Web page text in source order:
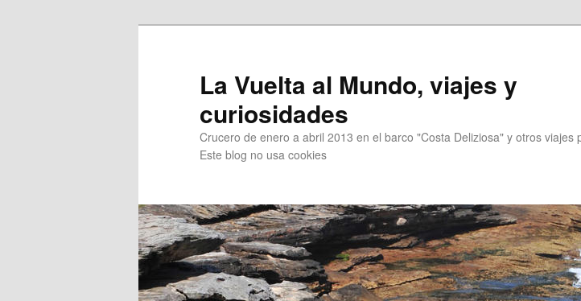
La Vuelta al Mundo, viajes y
curiosidades
Crucero de enero a abril 2013 en el barco "Costa Deliziosa" y otros viajes
Este blog no usa cookies